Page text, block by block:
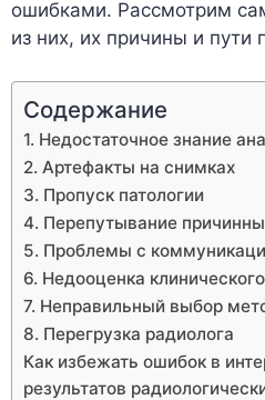
ошибками. Рассмотрим
из них, их причины и пути
Содержание
1. Недостаточное знание
2. Артефакты на снимках
3. Пропуск патологии
4. Перепутывание
5. Проблемы с
6. Недооценка
7. Неправильный выбор
8. Перегрузка радиолога
Как избежать ошибок в
результатов